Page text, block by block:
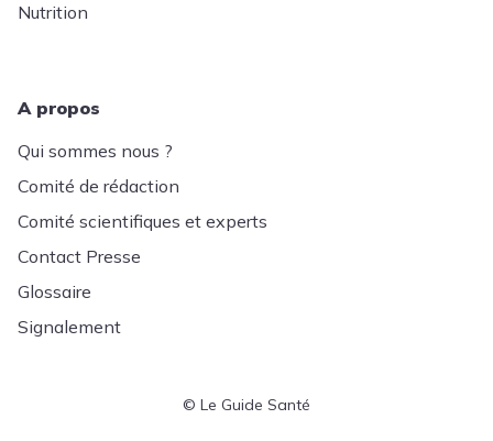
Nutrition
A propos
Qui sommes nous ?
Comité de rédaction
Comité scientifiques et experts
Contact Presse
Glossaire
Signalement
© Le Guide Santé